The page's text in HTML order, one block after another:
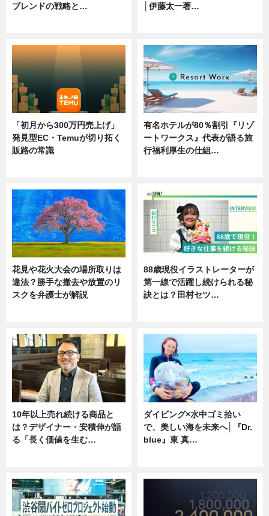
ブレンドの戦略と…
│伊藤太一著…
「初月から300万円売上げ」
発見型EC・Temuが切り拓く
販路の常識
有名ホテルが80％割引『リゾ
ートワークス』代表が語る旅
行福利厚生の仕組…
花見や花火大会の場所取りは
違法？勝手な撤去や放置のリ
スクを弁護士が解説
88歳現役イラストレーターが
第一線で活躍し続けられる秘
訣とは？田村セツ…
10年以上売れ続ける商品と
は？デザイナー・安積伸が語
る「長く価値を生む…
ダイビング×水中ゴミ拾い
で、美しい海を未来へ│『Dr.
blue』東 真…